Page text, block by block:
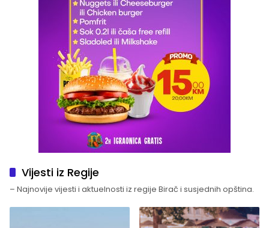
Vijesti iz Regije
– Najnovije vijesti i aktuelnosti iz regije Birač i susjednih opština.